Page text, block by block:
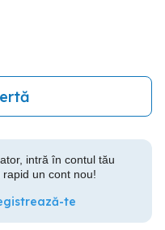
intră în contul tău
un cont nou!
te